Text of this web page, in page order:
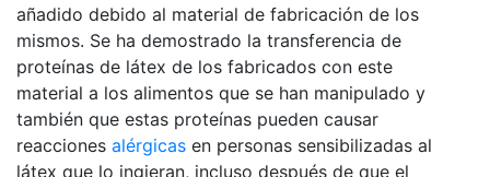
añadido debido al material de fabricación de los
mismos. Se ha demostrado la transferencia de
proteínas de látex de los fabricados con este
material a los alimentos que se han manipulado y
también que estas proteínas pueden causar
reacciones alérgicas en personas sensibilizadas al
látex que lo ingieran, incluso después de que el